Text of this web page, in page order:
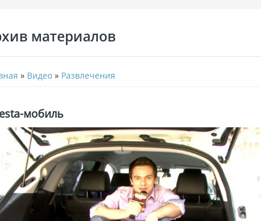
материалов
» Видео » Развлечения
мобиль